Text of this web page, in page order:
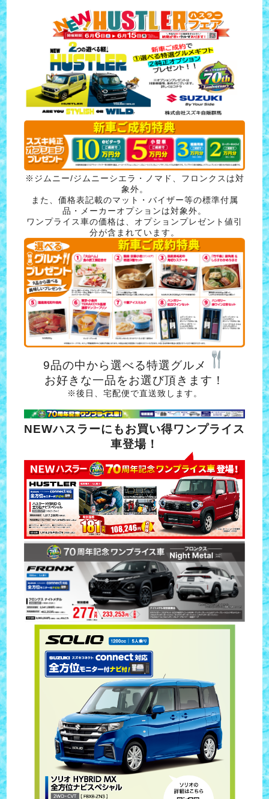
※ジムニー/ジムニーシエラ・ノマド、フロンクスは対
象外。
また、価格表記載のマット・バイザー等の標準付属
品・メーカーオプションは対象外。
ワンプライス車の価格は、オプションプレゼント値引
分が含まれています。
9品の中から選べる特選グルメ
お好きな一品をお選び頂きます！
※後日、宅配便で直送致します。
NEWハスラーにもお買い得ワンプライス
車登場！